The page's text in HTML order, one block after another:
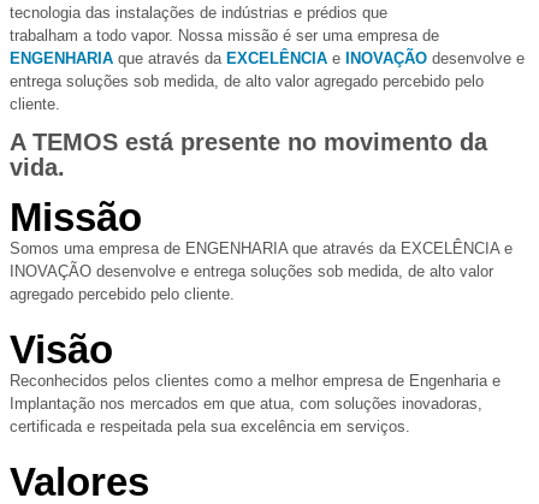
tecnologia das instalações de indústrias e prédios que
trabalham a todo vapor. Nossa missão é ser uma empresa de
ENGENHARIA que através da EXCELÊNCIA e INOVAÇÃO desenvolve e
entrega soluções sob medida, de alto valor agregado percebido pelo
cliente.
A TEMOS está presente no movimento da
vida.
Missão
Somos uma empresa de ENGENHARIA que através da EXCELÊNCIA e
INOVAÇÃO desenvolve e entrega soluções sob medida, de alto valor
agregado percebido pelo cliente.
Visão
Reconhecidos pelos clientes como a melhor empresa de Engenharia e
Implantação nos mercados em que atua, com soluções inovadoras,
certificada e respeitada pela sua excelência em serviços.
Valores